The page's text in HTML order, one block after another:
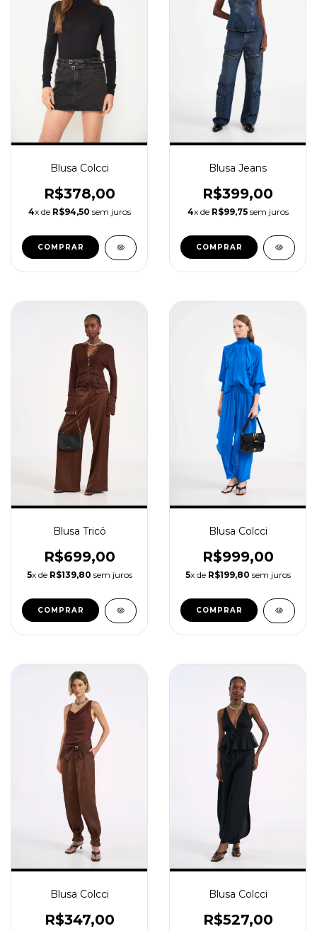
Blusa Colcci
R$378,00
4x de R$94,50 sem juros
COMPRAR
Blusa Jeans
R$399,00
4x de R$99,75sem juros
COMPRAR
Blusa Tricô
R$699,00
5x de R$139,80 sem juros
COMPRAR
Blusa Colcci
R$999,00
5x de R$199,80 sem juros
COMPRAR
Blusa Colcci
R$347,00
Blusa Colcci
R$527,00